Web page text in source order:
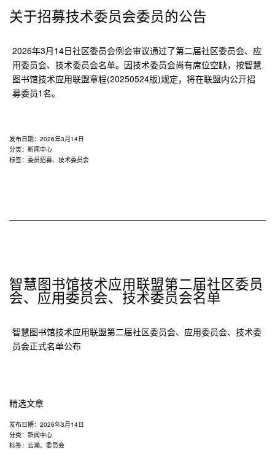
关于招募技术委员会委员的公告
2026年3月14日社区委员会例会审议通过了第二届社区委员会、应
用委员会、技术委员会名单。因技术委员会尚有席位空缺，按智慧
图书馆技术应用联盟章程(20250524版)规定，将在联盟内公开招
募委员1名。
发布日期： 2026年3月14日
分类： 新闻中心
标签： 委员招募、 技术委员会
智慧图书馆技术应用联盟第二届社区委员
会、应用委员会、技术委员会名单
智慧图书馆技术应用联盟第二届社区委员会、应用委员会、技术委
员会正式名单公布
精选文章
发布日期： 2026年3月14日
分类： 新闻中心
标签： 云瀚、 委员会